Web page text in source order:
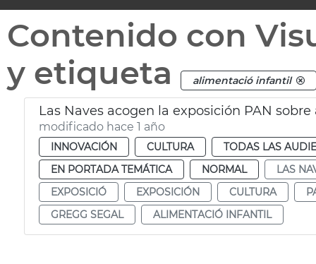
Contenido con
y etiqueta
alimentació infantil
Las Naves acogen la exposición PAN
modificado hace 1 año
INNOVACIÓN CULTURA
TODAS LAS
EN PORTADA TEMÁTICA
NORMAL
LAS
EXPOSICIÓ
EXPOSICIÓN CULTURA
GREGG SEGAL
ALIMENTACIÓ INFANTIL